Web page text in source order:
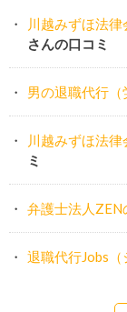
川越みずほ法
さんの口コミ
男の退職代行（
川越みずほ法
ミ
弁護士法人ZEN
退職代行Jobs（